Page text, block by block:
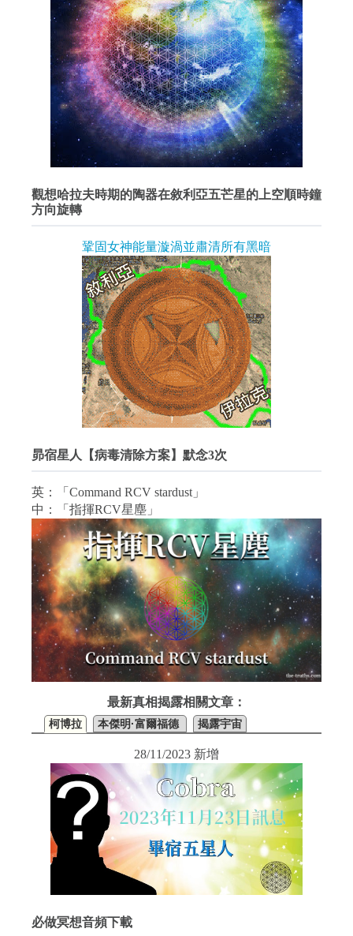
觀想哈拉夫時期的陶器在敘利亞五芒星的上空順時鐘
方向旋轉
鞏固女神能量漩渦並肅清所有黑暗
昴宿星人【病毒清除方案】默念3次
英：「Command RCV stardust」
中：「指揮RCV星塵」
最新真相揭露相關文章：
柯博拉 本傑明·富爾福德 揭露宇宙
28/11/2023 新增
必做冥想音頻下載